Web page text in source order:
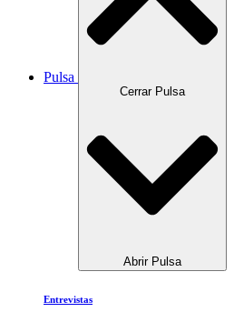
Pulsa
Cerrar Pulsa
Abrir Pulsa
Entrevistas